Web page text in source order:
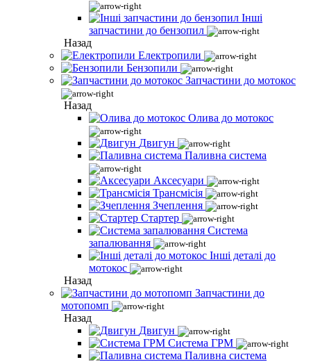
Інші
запчастини до бензопил
Назад
Електропили
Бензопили
Запчастини до мотокос
Назад
Олива до мотокос
Двигун
Паливна система
Аксесуари
Трансмісія
Зчеплення
Стартер
Система
запалювання
Інші деталі до
мотокос
Назад
Запчастини до
мотопомп
Назад
Двигун
Система ГРМ
Паливна система